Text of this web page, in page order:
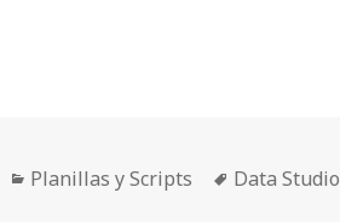
Categorías
Planillas y Scripts Etiquetas
Data Studio